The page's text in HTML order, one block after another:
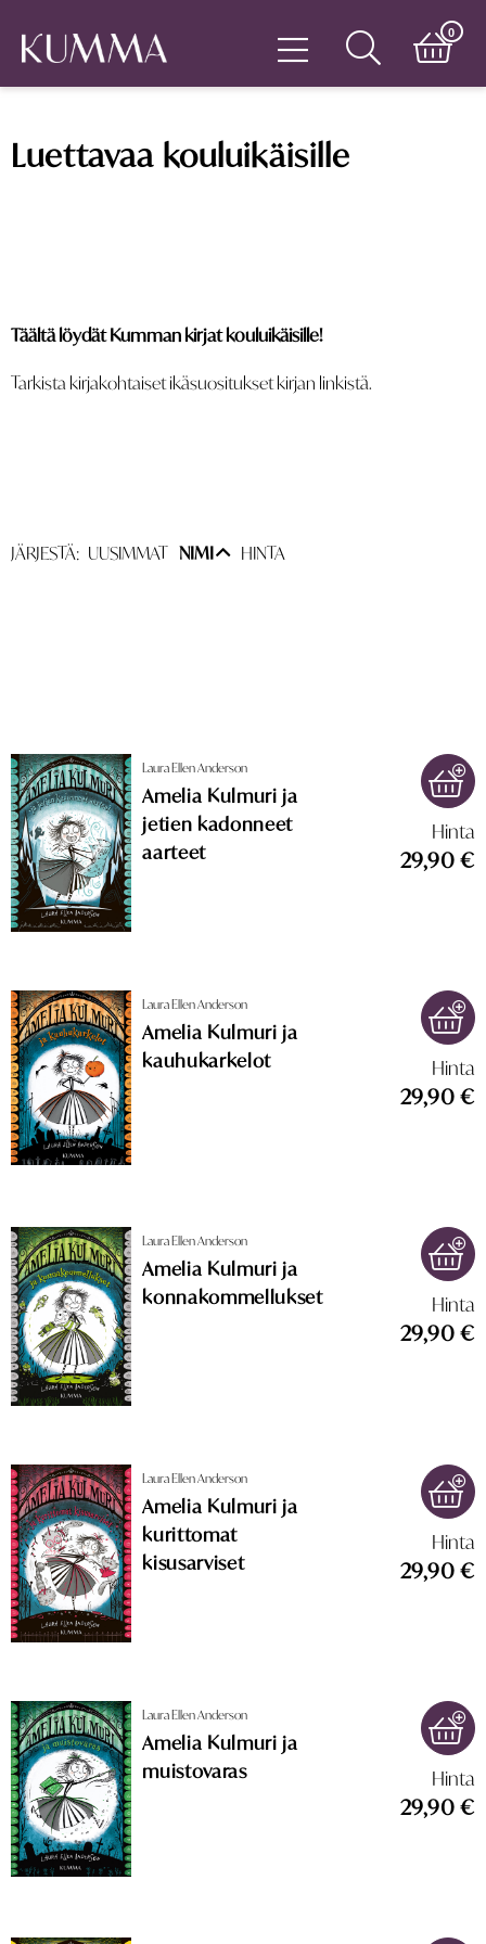
0
Luettavaa kouluikäisille
Täältä löydät Kumman kirjat kouluikäisille!
Tarkista kirjakohtaiset ikäsuositukset kirjan linkistä.
JÄRJESTÄ: UUSIMMAT NIMI HINTA
Hinta
29,90 €
Laura Ellen Anderson
Amelia Kulmuri ja
jetien kadonneet
aarteet
Hinta
29,90 €
Laura Ellen Anderson
Amelia Kulmuri ja
kauhukarkelot
Hinta
29,90 €
Laura Ellen Anderson
Amelia Kulmuri ja
konnakommellukset
Hinta
29,90 €
Laura Ellen Anderson
Amelia Kulmuri ja
kurittomat
kisusarviset
Hinta
29,90 €
Laura Ellen Anderson
Amelia Kulmuri ja
muistovaras